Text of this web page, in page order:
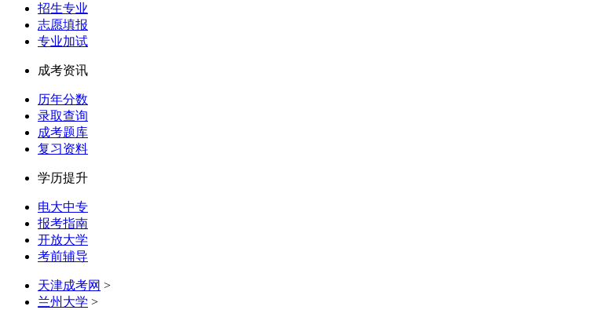
招生专业
志愿填报
专业加试
成考资讯
历年分数
录取查询
成考题库
复习资料
学历提升
电大中专
报考指南
开放大学
考前辅导
天津成考网 >
兰州大学 >